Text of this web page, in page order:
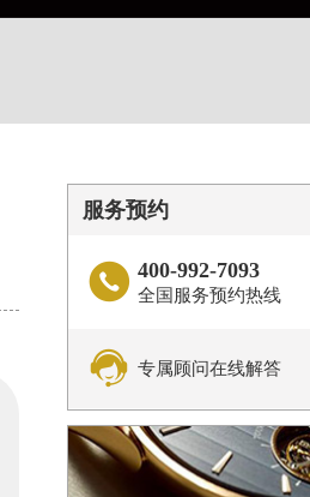
服务预约
 400-992-7093
全国服务预约热线
 专属顾问在线解答